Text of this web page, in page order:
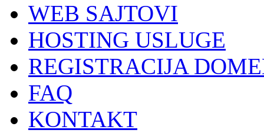
WEB SAJTOVI
HOSTING USLUGE
REGISTRACIJA
FAQ
KONTAKT